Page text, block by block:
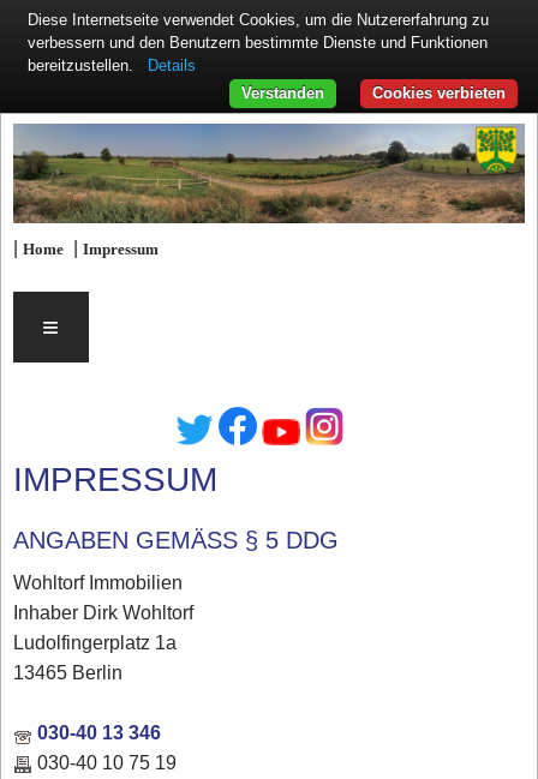
|Home |Impressum
≡
IMPRESSUM
ANGABEN GEMÄSS § 5 DDG
Wohltorf Immobilien
Inhaber Dirk Wohltorf
Ludolfingerplatz 1a
13465 Berlin
030-40 13 346
030-40 10 75 19
Diese Internetseite verwendet Cookies, um die Nutzererfahrung zu
verbessern und den Benutzern bestimmte Dienste und Funktionen
bereitzustellen.
Details
Cookies verbieten
Verstanden